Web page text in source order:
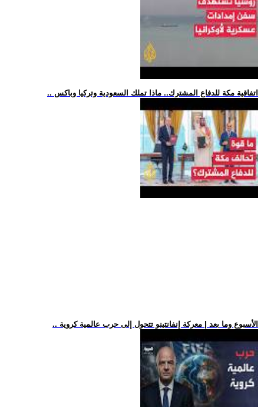
.. اتفاقية مكة للدفاع المشترك.. ماذا تملك السعودية وتركيا وباكس
.. الأسبوع وما بعد | معركة إنفانتينو تتحول إلى حرب عالمية كروية